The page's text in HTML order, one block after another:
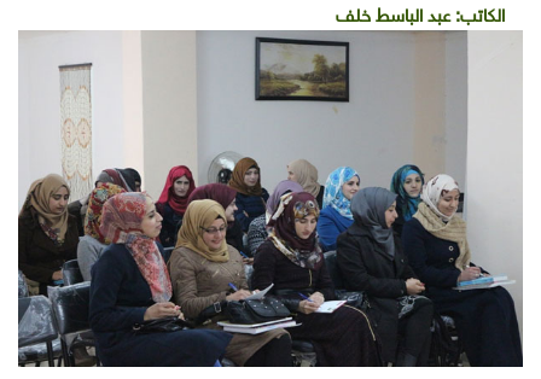
الكاتب:عبد الباسط خلف